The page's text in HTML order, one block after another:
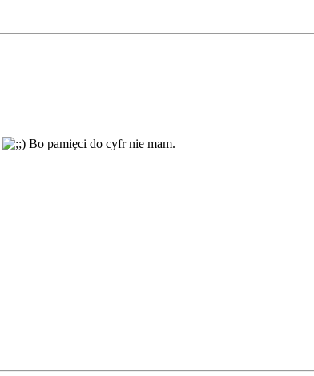
Bo pamięci do cyfr nie mam.